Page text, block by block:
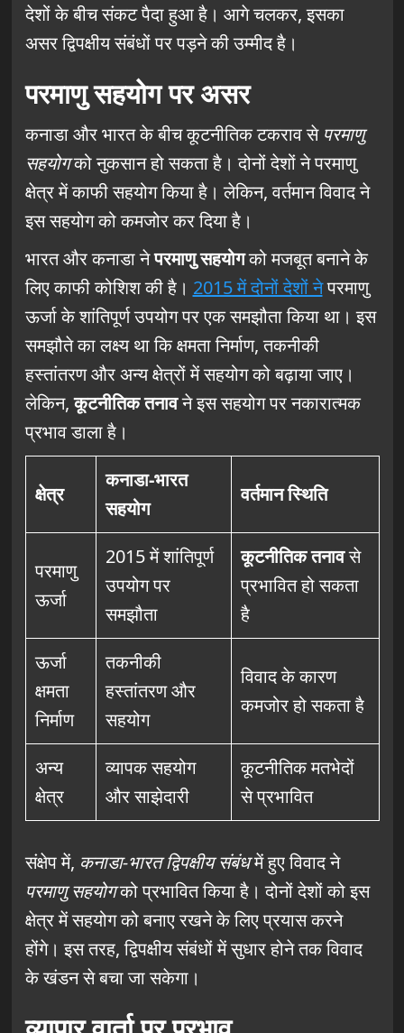
देशों के बीच संकट पैदा हुआ है। आगे चलकर, इसका
असर द्विपक्षीय संबंधों पर पड़ने की उम्मीद है।
परमाणु सहयोग पर असर
कनाडा और भारत के बीच कूटनीतिक टकराव से परमाणु
सहयोगको नुकसान हो सकता है। दोनों देशों ने परमाणु
क्षेत्र में काफी सहयोग किया है। लेकिन, वर्तमान विवाद ने
इस सहयोग को कमजोर कर दिया है।
भारत और कनाडा नेपरमाणु सहयोगको मजबूत बनाने के
लिए काफी कोशिश की है। 2015 में दोनों देशों नेपरमाणु
ऊर्जा के शांतिपूर्ण उपयोग पर एक समझौता किया था। इस
समझौते का लक्ष्य था कि क्षमता निर्माण, तकनीकी
हस्तांतरण और अन्य क्षेत्रों में सहयोग को बढ़ाया जाए।
लेकिन,कूटनीतिक तनावने इस सहयोग पर नकारात्मक
प्रभाव डाला है।
क्षेत्र
कनाडा-भारत
सहयोग
वर्तमान स्थिति
परमाणु
ऊर्जा
2015 में शांतिपूर्ण
उपयोग पर
समझौता
कूटनीतिक तनावसे
प्रभावित हो सकता
है
ऊर्जा
क्षमता
निर्माण
तकनीकी
हस्तांतरण और
सहयोग
विवाद के कारण
कमजोर हो सकता है
अन्य
क्षेत्र
व्यापक सहयोग
और साझेदारी
कूटनीतिक मतभेदों
से प्रभावित
संक्षेप में, कनाडा-भारत द्विपक्षीय संबंधमें हुए विवाद ने
परमाणु सहयोगको प्रभावित किया है। दोनों देशों को इस
क्षेत्र में सहयोग को बनाए रखने के लिए प्रयास करने
होंगे। इस तरह, द्विपक्षीय संबंधों में सुधार होने तक विवाद
के खंडन से बचा जा सकेगा।